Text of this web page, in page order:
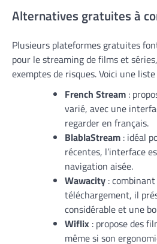
Alternatives gratuites à
Plusieurs plateformes gratuites
pour le streaming de films et
exemptes de risques. Voici une
French Stream :
varié, avec une
regarder en français.
BlablaStream : idéal
récentes, l’interface
navigation aisée.
Wawacity :
téléchargement, il
considérable et une
Wiflix : propose des
même si son